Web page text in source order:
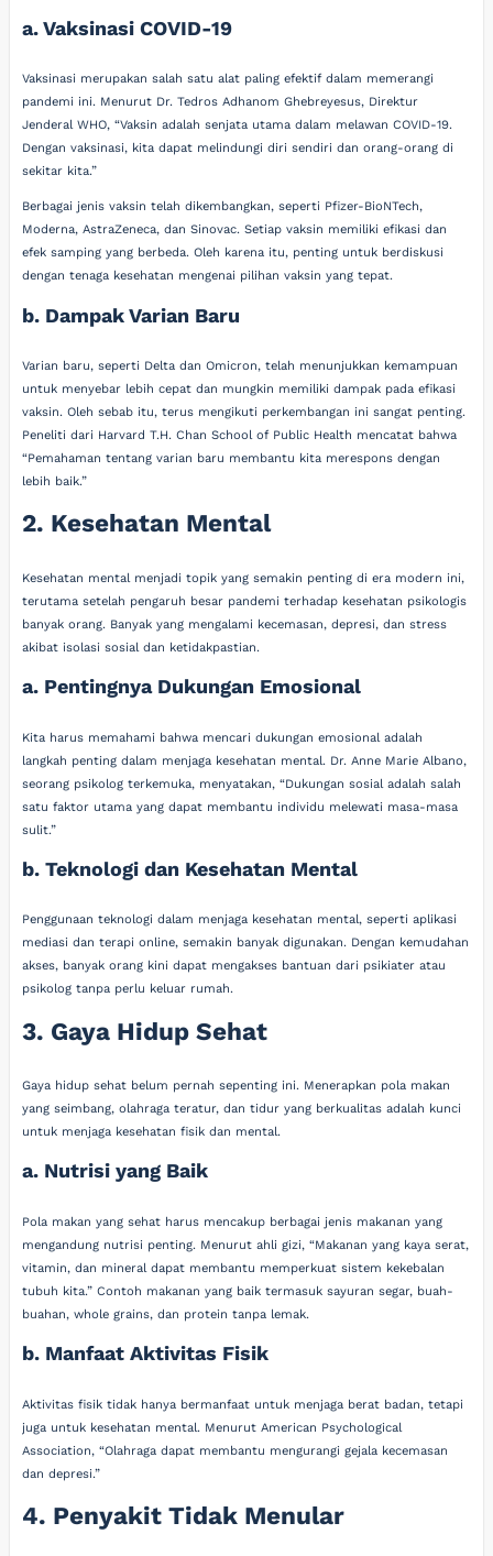
a. Vaksinasi COVID-19
Vaksinasi merupakan salah satu alat paling efektif dalam memerangi
pandemi ini. Menurut Dr. Tedros Adhanom Ghebreyesus, Direktur
Jenderal WHO, “Vaksin adalah senjata utama dalam melawan COVID-19.
Dengan vaksinasi, kita dapat melindungi diri sendiri dan orang-orang di
sekitar kita.”
Berbagai jenis vaksin telah dikembangkan, seperti Pfizer-BioNTech,
Moderna, AstraZeneca, dan Sinovac. Setiap vaksin memiliki efikasi dan
efek samping yang berbeda. Oleh karena itu, penting untuk berdiskusi
dengan tenaga kesehatan mengenai pilihan vaksin yang tepat.
b. Dampak Varian Baru
Varian baru, seperti Delta dan Omicron, telah menunjukkan kemampuan
untuk menyebar lebih cepat dan mungkin memiliki dampak pada efikasi
vaksin. Oleh sebab itu, terus mengikuti perkembangan ini sangat penting.
Peneliti dari Harvard T.H. Chan School of Public Health mencatat bahwa
“Pemahaman tentang varian baru membantu kita merespons dengan
lebih baik.”
2. Kesehatan Mental
Kesehatan mental menjadi topik yang semakin penting di era modern ini,
terutama setelah pengaruh besar pandemi terhadap kesehatan psikologis
banyak orang. Banyak yang mengalami kecemasan, depresi, dan stress
akibat isolasi sosial dan ketidakpastian.
a. Pentingnya Dukungan Emosional
Kita harus memahami bahwa mencari dukungan emosional adalah
langkah penting dalam menjaga kesehatan mental. Dr. Anne Marie Albano,
seorang psikolog terkemuka, menyatakan, “Dukungan sosial adalah salah
satu faktor utama yang dapat membantu individu melewati masa-masa
sulit.”
b. Teknologi dan Kesehatan Mental
Penggunaan teknologi dalam menjaga kesehatan mental, seperti aplikasi
mediasi dan terapi online, semakin banyak digunakan. Dengan kemudahan
akses, banyak orang kini dapat mengakses bantuan dari psikiater atau
psikolog tanpa perlu keluar rumah.
3. Gaya Hidup Sehat
Gaya hidup sehat belum pernah sepenting ini. Menerapkan pola makan
yang seimbang, olahraga teratur, dan tidur yang berkualitas adalah kunci
untuk menjaga kesehatan fisik dan mental.
a. Nutrisi yang Baik
Pola makan yang sehat harus mencakup berbagai jenis makanan yang
mengandung nutrisi penting. Menurut ahli gizi, “Makanan yang kaya serat,
vitamin, dan mineral dapat membantu memperkuat sistem kekebalan
tubuh kita.” Contoh makanan yang baik termasuk sayuran segar, buah-
buahan, whole grains, dan protein tanpa lemak.
b. Manfaat Aktivitas Fisik
Aktivitas fisik tidak hanya bermanfaat untuk menjaga berat badan, tetapi
juga untuk kesehatan mental. Menurut American Psychological
Association, “Olahraga dapat membantu mengurangi gejala kecemasan
dan depresi.”
4. Penyakit Tidak Menular